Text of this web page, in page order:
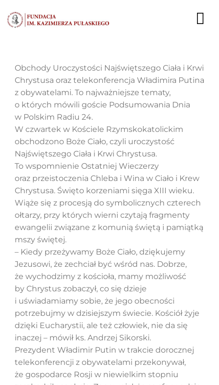
do
zawartości
EKSPERCI
PUBLIKACJE
DZIAŁALNOŚĆ
FUNDACJA
KARIERA
KONTAKT
Szukaj
Obchody Uroczystości Najświętszego Ciała i Krwi
Chrystusa oraz telekonferencja Władimira Putina
z obywatelami. To najważniejsze tematy,
o których mówili goście Podsumowania Dnia
w Polskim Radiu 24.
W czwartek w Kościele Rzymskokatolickim
obchodzono Boże Ciało, czyli uroczystość
Najświętszego Ciała i Krwi Chrystusa.
To wspomnienie Ostatniej Wieczerzy
oraz przeistoczenia Chleba i Wina w Ciało i Krew
Chrystusa. Święto korzeniami sięga XIII wieku.
Wiąże się z procesją do symbolicznych czterech
ołtarzy, przy których wierni czytają fragmenty
ewangelii związane z komunią świętą i pamiątką
mszy świętej.
– Kiedy przeżywamy Boże Ciało, dziękujemy
Jezusowi, że zechciał być wśród nas. Dobrze,
że wychodzimy z kościoła, mamy możliwość
by Chrystus zobaczył, co się dzieje
i uświadamiamy sobie, że jego obecności
potrzebujmy w dzisiejszym świecie. Kościół żyje
dzięki Eucharystii, ale też człowiek, nie da się
inaczej – mówił ks. Andrzej Sikorski.
Prezydent Władimir Putin w trakcie dorocznej
telekonferencji z obywatelami przekonywał,
że gospodarce Rosji w niewielkim stopniu